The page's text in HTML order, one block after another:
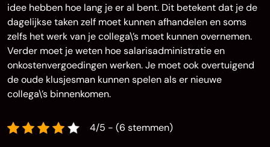
idee hebben hoe lang je er al bent. Dit betekent dat je de
dagelijkse taken zelf moet kunnen afhandelen en soms
zelfs het werk van je collega\’s moet kunnen overnemen.
Verder moet je weten hoe salarisadministratie en
onkostenvergoedingen werken. Je moet ook overtuigend
de oude klusjesman kunnen spelen als er nieuwe
collega\’s binnenkomen.
4/5 - (6 stemmen)